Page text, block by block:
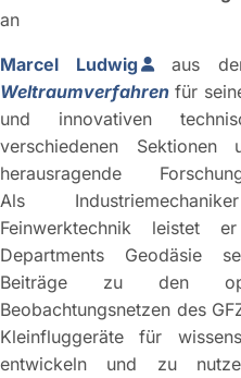
an
Marcel Ludwig aus
Weltraumverfahren für
und innovativen
verschiedenen
herausragende
Als
Feinwerktechnik leistet
Departments Geodäsie
Beiträge zu den
Beobachtungsnetzen des
Kleinfluggeräte für
entwickeln und zu